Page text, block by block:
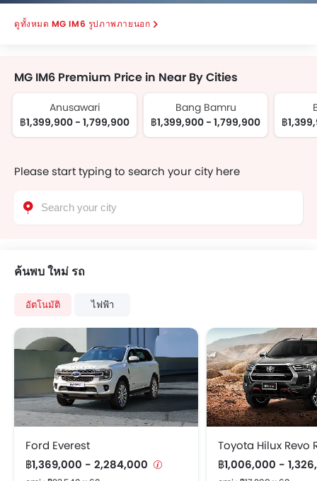
ที่พักแขนคอนโซลกลาง
MG IM6 รูปภาพภายนอก
MG IM6 Premium Price in Near By Cities
Anusawari
฿1,399,900 - 1,799,900
Bang Bamru
฿1,399,900 - 1,799,900
฿
Please start typing to search your city here
ค้นพบ ใหม่ รถ
อัตโนมัติ ไฟฟ้า
Ford Everest
฿1,369,000 - 2,284,000
Toyota Hilux Revo
฿1,006,000 -